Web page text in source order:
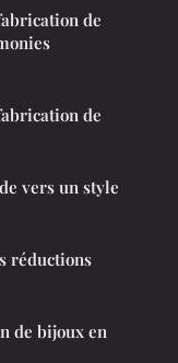
de
de
vers un style
réductions
de bijoux en